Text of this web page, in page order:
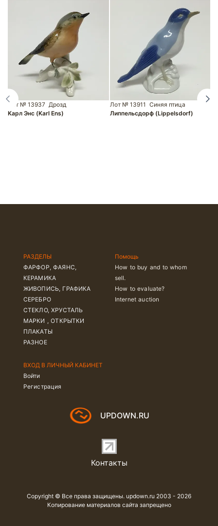
Лот № 13937 Дрозд
Карл Энс (Karl Ens)
Лот № 13911 Синяя птица
Липпельсдорф (Lippelsdorf)
РАЗДЕЛЫ
ФАРФОР, ФАЯНС,
КЕРАМИКА
ЖИВОПИСЬ, ГРАФИКА
СЕРЕБРО
СТЕКЛО, ХРУСТАЛЬ
МАРКИ , ОТКРЫТКИ
ПЛАКАТЫ
РАЗНОЕ
Помощь
How to buy and to whom
sell.
How to evaluate?
Internet auction
ВХОД В ЛИЧНЫЙ КАБИНЕТ
Войти
Регистрация
UPDOWN.RU
Контакты
Copyright © Все права защищены. updown.ru 2003 - 2026
Копирование материалов сайта запрещено